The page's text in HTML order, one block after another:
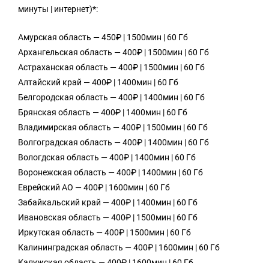
минуты | интернет)*:
Амурская область — 450₽ | 1500мин | 60 Гб
Архангельская область — 400₽ | 1500мин | 60 Гб
Астраханская область — 400₽ | 1500мин | 60 Гб
Алтайский край — 400₽ | 1400мин | 60 Гб
Белгородская область — 400₽ | 1400мин | 60 Гб
Брянская область — 400₽ | 1400мин | 60 Гб
Владимирская область — 400₽ | 1500мин | 60 Гб
Волгоградская область — 400₽ | 1400мин | 60 Гб
Вологдская область — 400₽ | 1400мин | 60 Гб
Воронежская область — 400₽ | 1400мин | 60 Гб
Еврейский АО — 400₽ | 1600мин | 60 Гб
Забайкальский край — 400₽ | 1400мин | 60 Гб
Ивановская область — 400₽ | 1500мин | 60 Гб
Иркутская область — 400₽ | 1500мин | 60 Гб
Калининградская область — 400₽ | 1600мин | 60 Гб